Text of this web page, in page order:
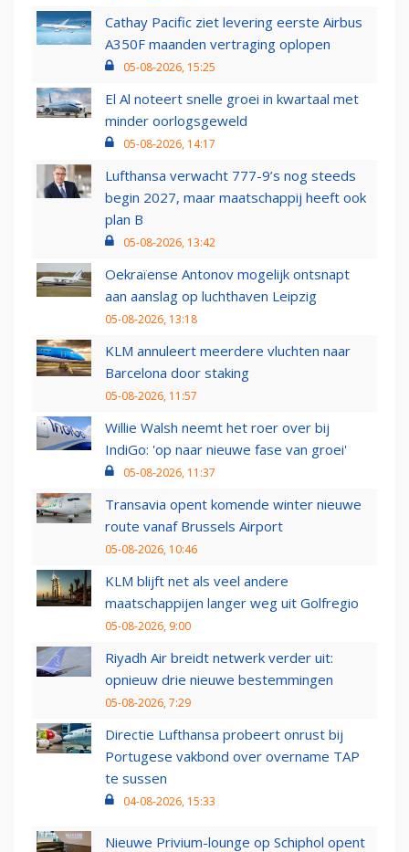
Cathay Pacific ziet levering eerste Airbus
A350F maanden vertraging oplopen
05-08-2026, 15:25
El Al noteert snelle groei in kwartaal met
minder oorlogsgeweld
05-08-2026, 14:17
Lufthansa verwacht 777-9’s nog steeds
begin 2027, maar maatschappij heeft ook
plan B
05-08-2026, 13:42
Oekraïense Antonov mogelijk ontsnapt
aan aanslag op luchthaven Leipzig
05-08-2026, 13:18
KLM annuleert meerdere vluchten naar
Barcelona door staking
05-08-2026, 11:57
Willie Walsh neemt het roer over bij
IndiGo: 'op naar nieuwe fase van groei'
05-08-2026, 11:37
Transavia opent komende winter nieuwe
route vanaf Brussels Airport
05-08-2026, 10:46
KLM blijft net als veel andere
maatschappijen langer weg uit Golfregio
05-08-2026, 9:00
Riyadh Air breidt netwerk verder uit:
opnieuw drie nieuwe bestemmingen
05-08-2026, 7:29
Directie Lufthansa probeert onrust bij
Portugese vakbond over overname TAP
te sussen
04-08-2026, 15:33
Nieuwe Privium-lounge op Schiphol opent